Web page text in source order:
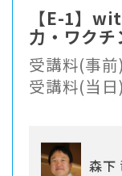
【E-1】
力・ワク
受講料(事
受講料(当
森下